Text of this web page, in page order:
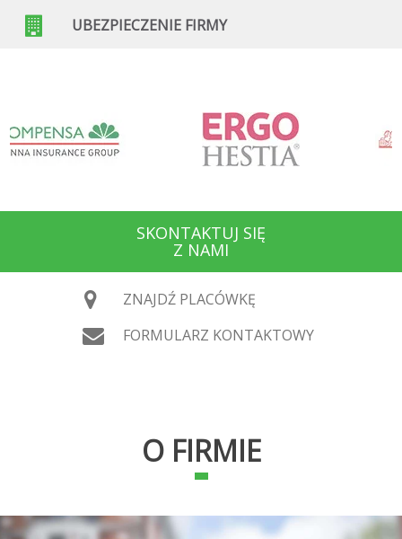
UBEZPIECZENIE FIRMY
SKONTAKTUJ SIĘ
Z NAMI
ZNAJDŹ PLACÓWKĘ
FORMULARZ KONTAKTOWY
O FIRMIE